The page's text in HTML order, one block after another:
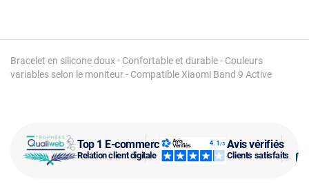
Top 1 E-commerce
Relation client digitale
Avis vérifiés
Clients satisfaits
Bracelet en silicone doux - Confortable et durable - Couleurs
variables selon le moniteur - Compatible Xiaomi Band 9 Active